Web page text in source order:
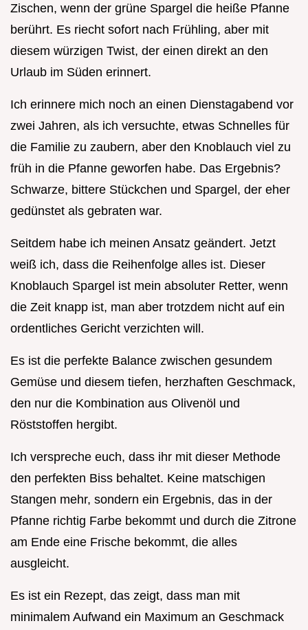
Zischen, wenn der grüne Spargel die heiße Pfanne
berührt. Es riecht sofort nach Frühling, aber mit
diesem würzigen Twist, der einen direkt an den
Urlaub im Süden erinnert.
Ich erinnere mich noch an einen Dienstagabend vor
zwei Jahren, als ich versuchte, etwas Schnelles für
die Familie zu zaubern, aber den Knoblauch viel zu
früh in die Pfanne geworfen habe. Das Ergebnis?
Schwarze, bittere Stückchen und Spargel, der eher
gedünstet als gebraten war.
Seitdem habe ich meinen Ansatz geändert. Jetzt
weiß ich, dass die Reihenfolge alles ist. Dieser
Knoblauch Spargel ist mein absoluter Retter, wenn
die Zeit knapp ist, man aber trotzdem nicht auf ein
ordentliches Gericht verzichten will.
Es ist die perfekte Balance zwischen gesundem
Gemüse und diesem tiefen, herzhaften Geschmack,
den nur die Kombination aus Olivenöl und
Röststoffen hergibt.
Ich verspreche euch, dass ihr mit dieser Methode
den perfekten Biss behaltet. Keine matschigen
Stangen mehr, sondern ein Ergebnis, das in der
Pfanne richtig Farbe bekommt und durch die Zitrone
am Ende eine Frische bekommt, die alles
ausgleicht.
Es ist ein Rezept, das zeigt, dass man mit
minimalem Aufwand ein Maximum an Geschmack